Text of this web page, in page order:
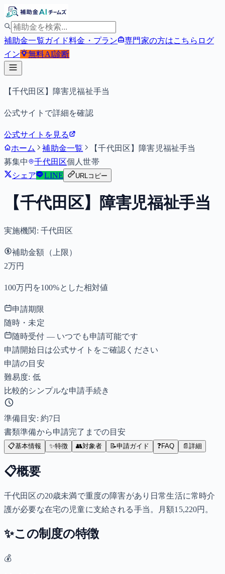
補助金一覧ガイド料金・プラン 専門家の方はこちら ログ
イン
無料AI診断
【千代田区】障害児福祉手当
公式サイトで詳細を確認
公式サイトを見る
ホーム
補助金一覧
【千代田区】障害児福祉手当
募集中
千代田区個人世帯
シェア
LINE URLコピー
【千代田区】障害児福祉手当
実施機関: 千代田区
補助金額（上限）
2万円
100万円を100%とした相対値
申請期限
随時・未定
随時受付 — いつでも申請可能です
申請開始日は公式サイトをご確認ください
申請の目安
難易度: 低
比較的シンプルな申請手続き
準備目安: 約7日
書類準備から申請完了までの目安
📋基本情報 ✨特徴 👥対象者 📝申請ガイド ❓FAQ 📄 詳細
📋概要
千代田区の20歳未満で重度の障害があり日常生活に常時介
護が必要な在宅の児童に支給される手当。月額15,220円。
✨この制度の特徴
💰